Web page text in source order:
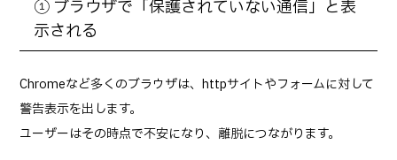
① ブラウザで「保護されていない通信」と表
示される
Chromeなど多くのブラウザは、httpサイトやフォームに対して
警告表示を出します。
ユーザーはその時点で不安になり、離脱につながります。